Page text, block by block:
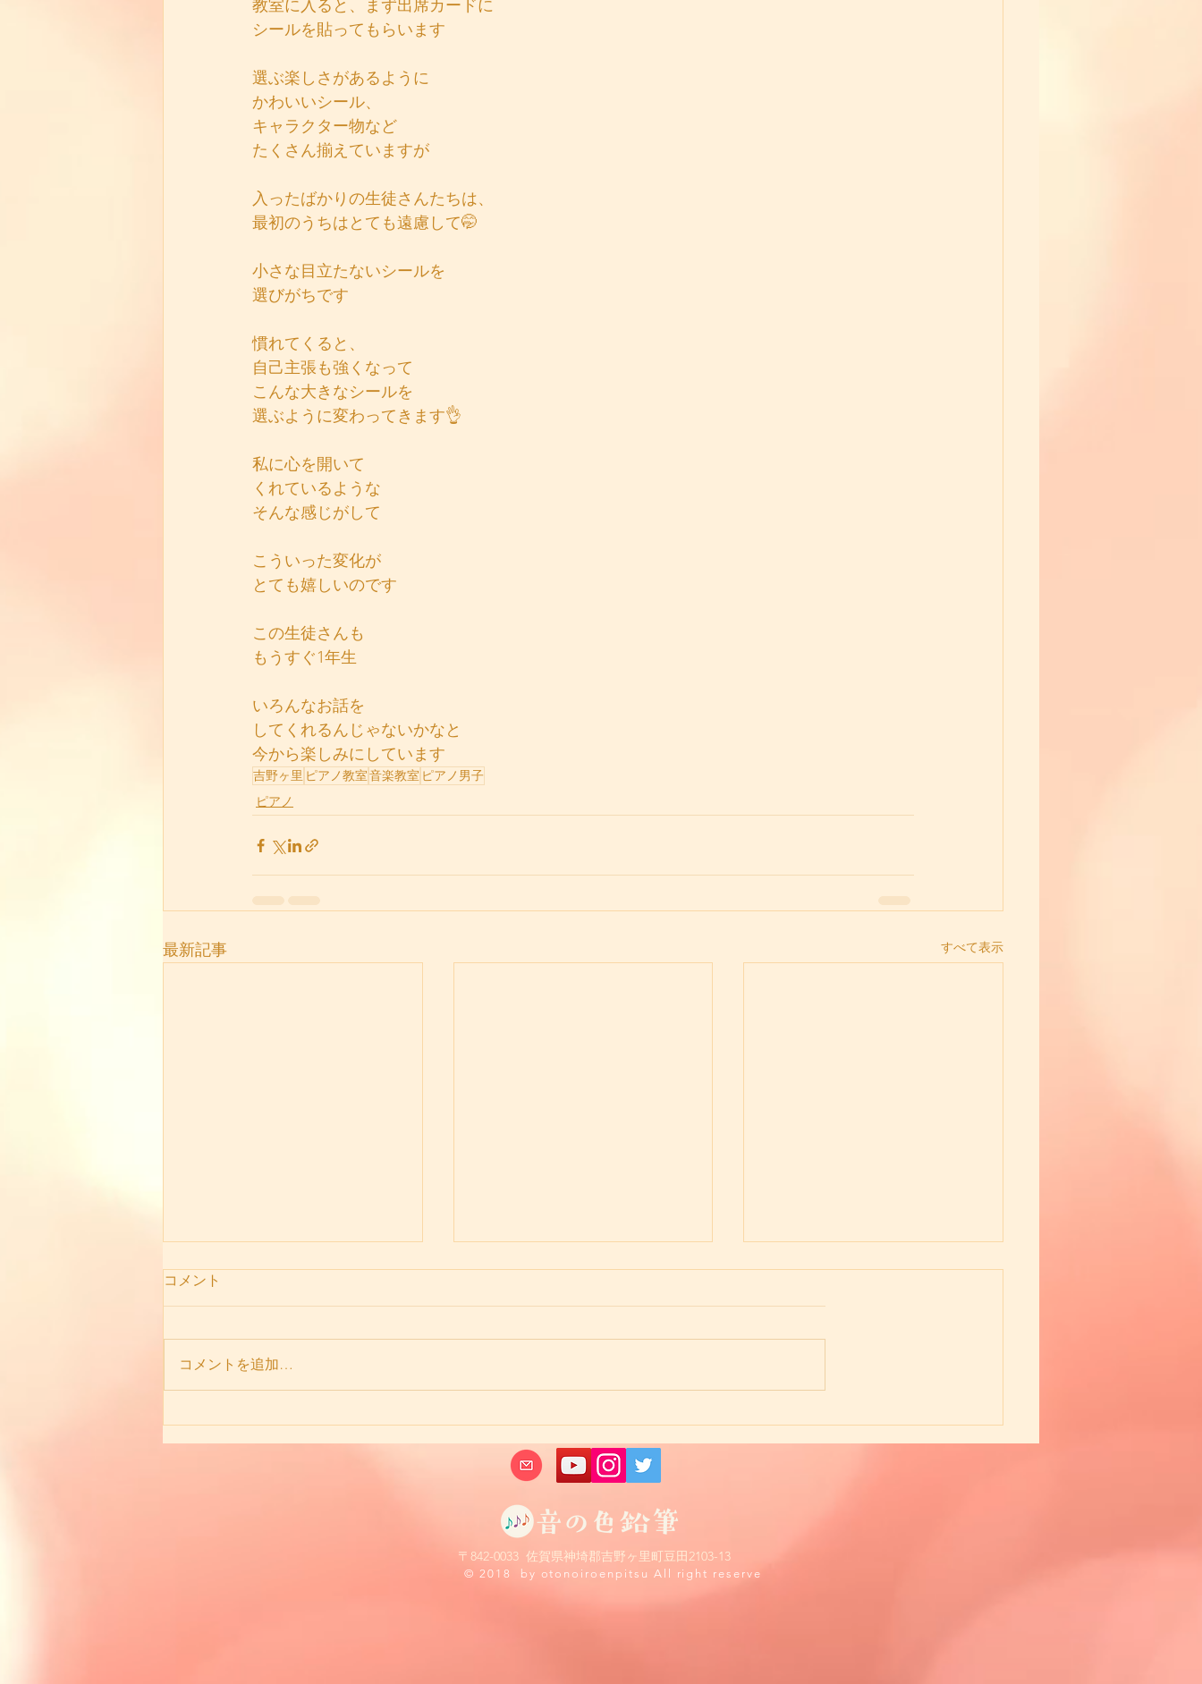
教室に入ると、まず出席カードに
シールを貼ってもらいます
選ぶ楽しさがあるように
かわいいシール、
キャラクター物など
たくさん揃えていますが
入ったばかりの生徒さんたちは、
最初のうちはとても遠慮して🤭
小さな目立たないシールを
選びがちです
慣れてくると、
自己主張も強くなって
こんな大きなシールを
選ぶように変わってきます👌
私に心を開いて
くれているような
そんな感じがして
こういった変化が
とても嬉しいのです
この生徒さんも
もうすぐ1年生
いろんなお話を
してくれるんじゃないかなと
今から楽しみにしています
吉野ヶ里 ピアノ教室音楽教室 ピアノ男子
ピアノ
最新記事 すべて表示
80歳シニアのメヌエット
ンス！「戻る練習」のすすめ
コメント
コメントを追加…
​​〒842-0033 佐賀県神埼郡吉野ヶ里町豆田2103-13
© 2018 by otonoiroenpitsu All right reserve